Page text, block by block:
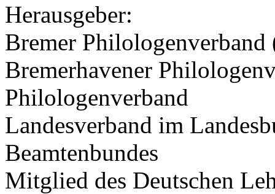
Herausgeber:
Bremer
Bremerhavener
Philologenverband
Landesverband im
Beamtenbundes
Mitglied des Deutschen